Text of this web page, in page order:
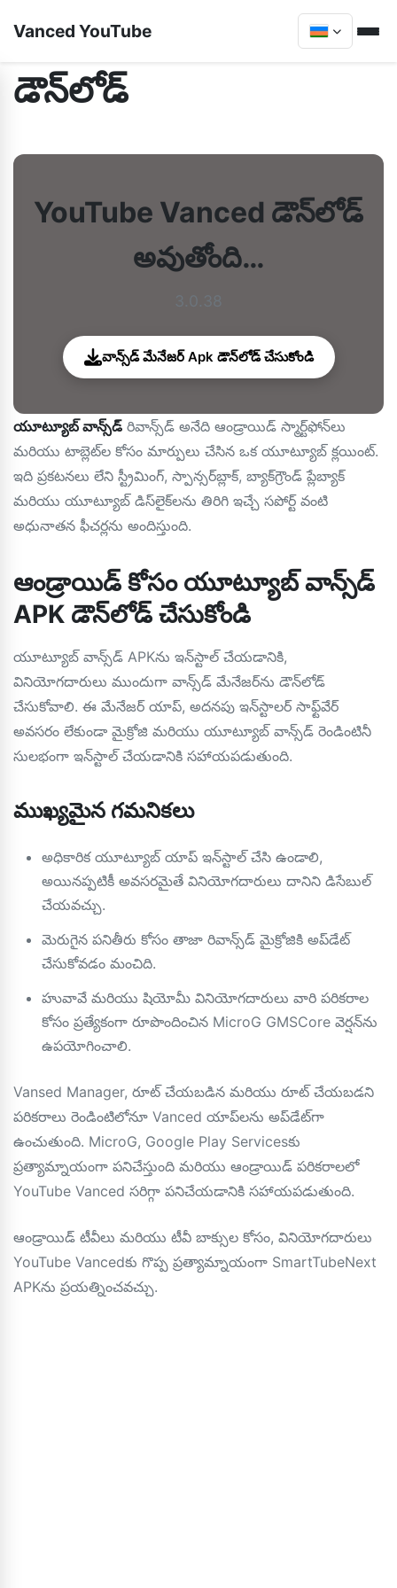
Vanced YouTube
డౌన్‌లోడ్
YouTube Vanced డౌన్‌లోడ్
అవుతోంది…
3.0.38
వాన్స్‌డ్ మేనేజర్ Apk డౌన్‌లోడ్ చేసుకోండి
యూట్యూబ్ వాన్స్‌డ్ రివాన్స్‌డ్ అనేది ఆండ్రాయిడ్ స్మార్ట్‌ఫోన్‌లు
మరియు టాబ్లెట్‌ల కోసం మార్పులు చేసిన ఒక యూట్యూబ్ క్లయింట్.
ఇది ప్రకటనలు లేని స్ట్రీమింగ్, స్పాన్సర్‌బ్లాక్, బ్యాక్‌గ్రౌండ్ ప్లేబ్యాక్
మరియు యూట్యూబ్ డిస్‌లైక్‌లను తిరిగి ఇచ్చే సపోర్ట్ వంటి
అధునాతన ఫీచర్లను అందిస్తుంది.
ఆండ్రాయిడ్ కోసం యూట్యూబ్ వాన్స్‌డ్
APK డౌన్‌లోడ్ చేసుకోండి
యూట్యూబ్ వాన్స్‌డ్ APKను ఇన్‌స్టాల్ చేయడానికి,
వినియోగదారులు ముందుగా వాన్స్‌డ్ మేనేజర్‌ను డౌన్‌లోడ్
చేసుకోవాలి. ఈ మేనేజర్ యాప్, అదనపు ఇన్‌స్టాలర్ సాఫ్ట్‌వేర్
అవసరం లేకుండా మైక్రోజి మరియు యూట్యూబ్ వాన్స్‌డ్ రెండింటినీ
సులభంగా ఇన్‌స్టాల్ చేయడానికి సహాయపడుతుంది.
ముఖ్యమైన గమనికలు
అధికారిక యూట్యూబ్ యాప్ ఇన్‌స్టాల్ చేసి ఉండాలి,
అయినప్పటికీ అవసరమైతే వినియోగదారులు దానిని డిసేబుల్
చేయవచ్చు.
మెరుగైన పనితీరు కోసం తాజా రివాన్స్‌డ్ మైక్రోజికి అప్‌డేట్
చేసుకోవడం మంచిది.
హువావే మరియు షియోమీ వినియోగదారులు వారి పరికరాల
కోసం ప్రత్యేకంగా రూపొందించిన MicroG GMSCore వెర్షన్‌ను
ఉపయోగించాలి.
Vansed Manager, రూట్ చేయబడిన మరియు రూట్ చేయబడని
పరికరాలు రెండింటిలోనూ Vanced యాప్‌లను అప్‌డేట్‌గా
ఉంచుతుంది. MicroG, Google Play Servicesకు
ప్రత్యామ్నాయంగా పనిచేస్తుంది మరియు ఆండ్రాయిడ్ పరికరాలలో
YouTube Vanced సరిగ్గా పనిచేయడానికి సహాయపడుతుంది.
ఆండ్రాయిడ్ టీవీలు మరియు టీవీ బాక్సుల కోసం, వినియోగదారులు
YouTube Vancedకు గొప్ప ప్రత్యామ్నాయంగా SmartTubeNext
APKను ప్రయత్నించవచ్చు.